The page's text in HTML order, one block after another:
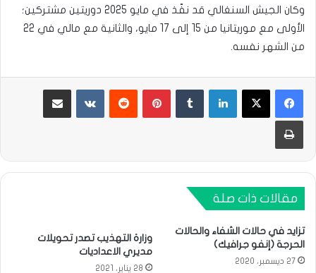
وكان الجيش السنغالي قد نفّذ في مايو 2025 دوريتين مشتركين؛
الأولى مع موريتانيا من 15 إلى 17 مايو، والثانية مع مالي في 22
من الشهر نفسه.
لينكدإن بينتيريست مشاركة عبر البريد
طباعة
مقالات ذات صلة
تزايد في حالات الشفاء والحالات
الحرجة (إنفو جرافيك)
27 ديسمبر، 2020
وزارة التهذيب تصدر تحويلات
مديري الاعداديات
28 يناير، 2021